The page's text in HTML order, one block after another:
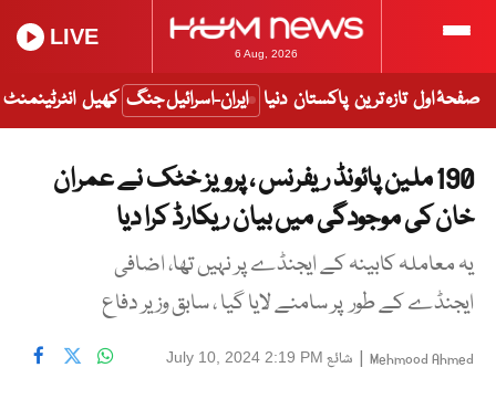
6 Aug, 2026
LIVE
صفحۂ اول تازہ ترین پاکستان دنیا ایران-اسرائیل جنگ کھیل انٹرٹینمنٹ
190 ملین پائونڈ ریفرنس ، پرویز خٹک نے عمران
خان کی موجودگی میں بیان ریکارڈ کرا دیا
یہ معاملہ کابینہ کے ایجنڈے پر نہیں تھا، اضافی
ایجنڈے کے طور پر سامنے لایا گیا ، سابق وزیر دفاع
Mehmood Ahmed
| شائع July 10, 2024 2:19 PM